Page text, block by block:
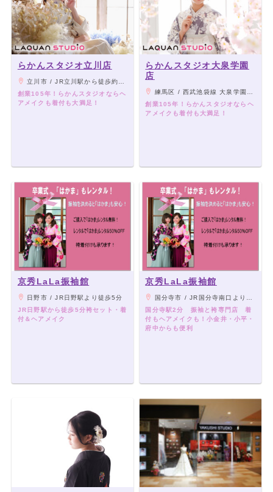
らかんスタジオ立川店
立川市 / JR立川駅から徒歩約8分
創業105年！らかんスタジオならヘ
アメイクも着付も大満足！
らかんスタジオ大泉学園
店
練馬区 / 西武池袋線 大泉学園駅より徒歩14分
創業105年！らかんスタジオならヘ
アメイクも着付も大満足！
京秀LaLa振袖館
日野市 / JR日野駅より徒歩5分
JR日野駅から徒歩5分袴セット・着
付＆ヘアメイク
京秀LaLa振袖館
国分寺市 / JR国分寺南口より 徒歩2分 日能研の上にあります
国分寺駅2分 振袖と袴専門店 着
付もヘアメイクも！小金井・小平・
府中からも便利